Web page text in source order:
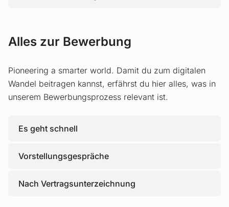
Alles zur Bewerbung
Pioneering a smarter world. Damit du zum digitalen
Wandel beitragen kannst, erfährst du hier alles, was in
unserem Bewerbungsprozess relevant ist.
Es geht schnell
Vorstellungsgespräche
Nach Vertragsunterzeichnung